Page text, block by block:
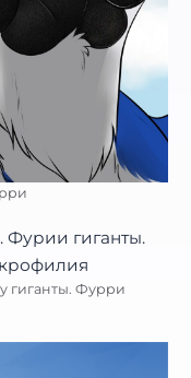
гиганты. Фурри